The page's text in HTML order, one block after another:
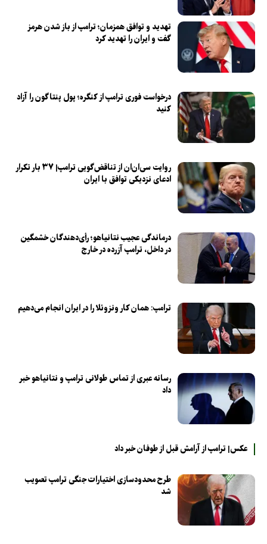
تهدید و توافق همزمان؛ ترامپ از باز شدن هرمز
گفت و ایران را تهدید کرد
درخواست فوری ترامپ از کنگره؛ پول پنتاگون را آزاد
کنید
روایت سی‌ان‌ان از تناقض‌گویی ترامپ| ۳۷ بار تکرار
ادعای نزدیکی توافق با ایران
درماندگی عجیب نتانیاهو؛ رأی‌دهندگان خشمگین
در داخل، ترامپ آزرده در خارج
ترامپ: همان کار ونزوئلا را در ایران انجام می‌دهیم
رسانه عبری از تماس طولانی ترامپ و نتانیاهو خبر
داد
عکس| ترامپ از آرامش قبل از طوفان خبر داد
طرح محدودسازی اختیارات جنگی ترامپ تصویب
شد